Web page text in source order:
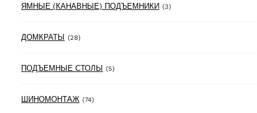
ЯМНЫЕ (КАНАВНЫЕ) ПОДЪЕМНИКИ (3)3 products
ДОМКРАТЫ (28)28 products
ПОДЪЕМНЫЕ СТОЛЫ (5)5 products
ШИНОМОНТАЖ (74)74 products